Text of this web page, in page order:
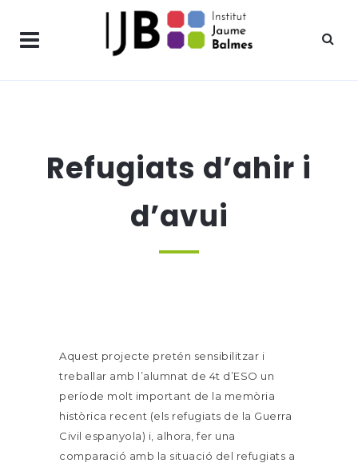
Refugiats d’ahir i
d’avui
Aquest projecte pretén sensibilitzar i
treballar amb l’alumnat de 4t d’ESO un
període molt important de la memòria
històrica recent (els refugiats de la Guerra
Civil espanyola) i, alhora, fer una
comparació amb la situació del refugiats a